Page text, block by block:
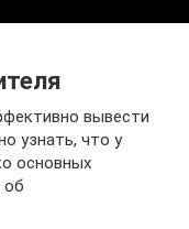
вывести
узнать, что у
основных
об